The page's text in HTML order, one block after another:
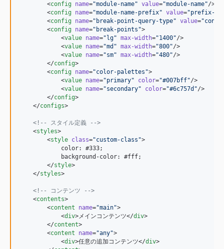
        <
config name="module-name" value="module-name"/>
        <
config name="module-name-prefix" value="prefix-
        <
config name=" break-point-query-type" value="
        <
config name=" break-points ">
            <
value name=" lg" max-width="1400"/>
            <
value name="md " max-width="800"/>
            <
value name="sm" max-width="480"/>
        </
config>
        <
config name="color-palettes ">
            <
value name="primary" color="#007bff"/>
            <
value name="secondary" color="#6c757d "/>
        </
config>
    </
configs>
<!-- スタイル定義
-->
    <
styles>
        <
style class="custom-class ">
            color: #333;
            background-color: #fff;
        </
style>
    </
styles>
<!-- コンテンツ
-->
    <
contents>
        <
content name="main">
            <
div>メインコンテンツ</div>
        </
content>
        <
content name="any">
            <
div>任意の追加コンテンツ</div>